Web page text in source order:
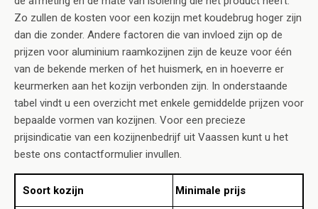
Zo zullen de kosten voor een kozijn met koudebrug hoger zijn
dan die zonder. Andere factoren die van invloed zijn op de
prijzen voor aluminium raamkozijnen zijn de keuze voor één
van de bekende merken of het huismerk, en in hoeverre er
keurmerken aan het kozijn verbonden zijn. In onderstaande
tabel vindt u een overzicht met enkele gemiddelde prijzen voor
bepaalde vormen van kozijnen. Voor een precieze
prijsindicatie van een kozijnenbedrijf uit Vaassen kunt u het
beste ons contactformulier invullen.
Soort kozijn Minimale prijs